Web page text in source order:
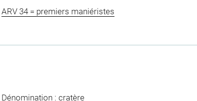
ARV 34 = premiers maniéristes
Dénomination : cratère